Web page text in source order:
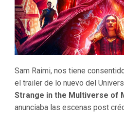
Sam Raimi, nos tiene
el trailer de lo nuevo del
Strange in the Multiverse of
anunciaba las escenas post